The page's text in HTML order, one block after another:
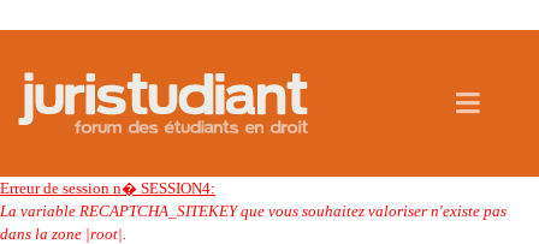
Erreur de session n� SESSION4:
La variable RECAPTCHA_SITEKEY que vous souhaitez valoriser n'existe pas
dans la zone |root|.